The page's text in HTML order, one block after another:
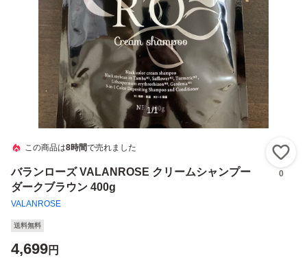
1/1
この商品は8時間で売れました
バランローズ VALANROSE クリームシャンプー
ダークブラウン 400g
VALANROSE
0
送料無料
4,699円